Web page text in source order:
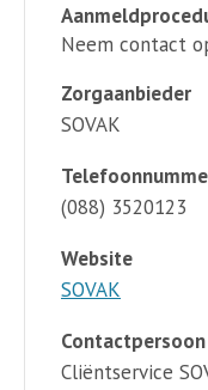
Neem contact
Zorgaanbieder
SOVAK
(088) 3520123
Website
SOVAK
Contactpersoon
Cliëntservice